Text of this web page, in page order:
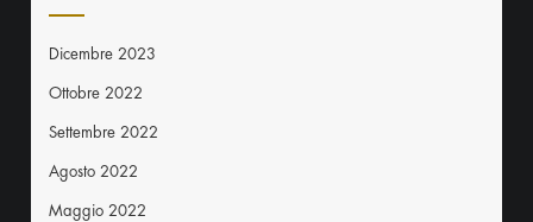
Dicembre 2023
Ottobre 2022
Settembre 2022
Agosto 2022
Maggio 2022